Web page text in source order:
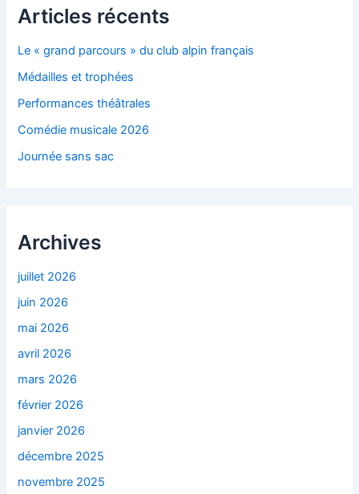
Articles récents
Le « grand parcours » du club alpin français
Médailles et trophées
Performances théâtrales
Comédie musicale 2026
Journée sans sac
Archives
juillet 2026
juin 2026
mai 2026
avril 2026
mars 2026
février 2026
janvier 2026
décembre 2025
novembre 2025